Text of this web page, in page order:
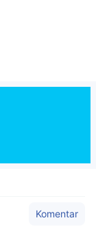
Komentar